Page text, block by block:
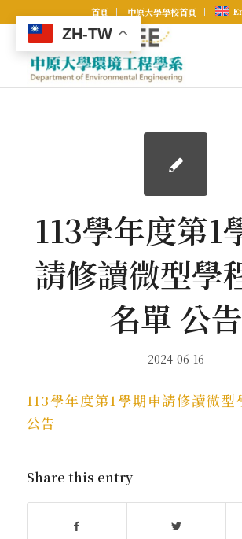
首頁 中原大學學校首頁
113學年度第1
請修讀微型學
名單 公告
2024-06-16
113學年度第1學期申請修讀微型
公告
Share this entry
ZH-TW